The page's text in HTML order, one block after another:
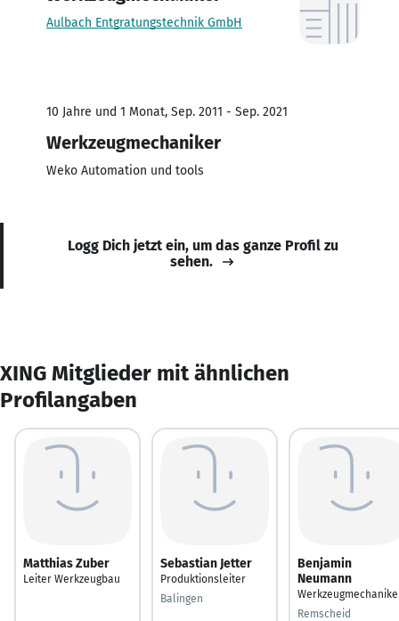
Aulbach Entgratungstechnik GmbH
10 Jahre und 1 Monat, Sep. 2011 - Sep. 2021
Werkzeugmechaniker
Weko Automation und tools
Logg Dich jetzt ein, um das ganze Profil zu
sehen.
XING Mitglieder mit ähnlichen
Profilangaben
Matthias Zuber
Leiter Werkzeugbau
Sebastian Jetter
Produktionsleiter
Balingen
Benjamin
Neumann
Remscheid